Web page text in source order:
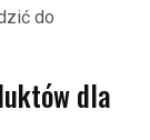
do
dla